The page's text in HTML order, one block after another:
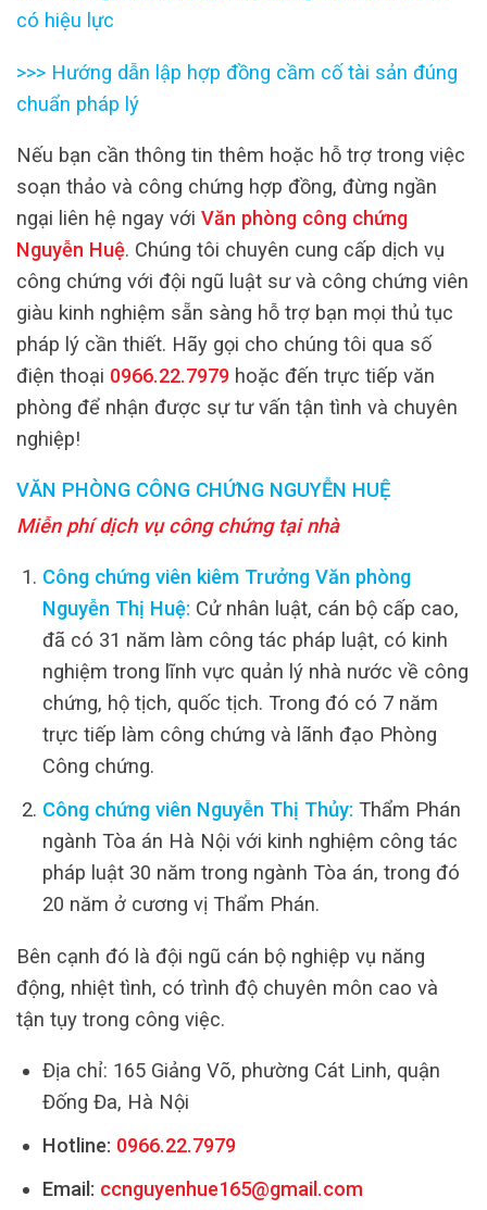
có hiệu lực
>>> Hướng dẫn lập hợp đồng cầm cố tài sản đúng
chuẩn pháp lý
Nếu bạn cần thông tin thêm hoặc hỗ trợ trong việc
soạn thảo và công chứng hợp đồng, đừng ngần
ngại liên hệ ngay với Văn phòng công chứng
Nguyễn Huệ. Chúng tôi chuyên cung cấp dịch vụ
công chứng với đội ngũ luật sư và công chứng viên
giàu kinh nghiệm sẵn sàng hỗ trợ bạn mọi thủ tục
pháp lý cần thiết. Hãy gọi cho chúng tôi qua số
điện thoại 0966.22.7979 hoặc đến trực tiếp văn
phòng để nhận được sự tư vấn tận tình và chuyên
nghiệp!
VĂN PHÒNG CÔNG CHỨNG NGUYỄN HUỆ
Miễn phí dịch vụ công chứng tại nhà
Công chứng viên kiêm Trưởng Văn phòng
Nguyễn Thị Huệ: Cử nhân luật, cán bộ cấp cao,
đã có 31 năm làm công tác pháp luật, có kinh
nghiệm trong lĩnh vực quản lý nhà nước về công
chứng, hộ tịch, quốc tịch. Trong đó có 7 năm
trực tiếp làm công chứng và lãnh đạo Phòng
Công chứng.
Công chứng viên Nguyễn Thị Thủy: Thẩm Phán
ngành Tòa án Hà Nội với kinh nghiệm công tác
pháp luật 30 năm trong ngành Tòa án, trong đó
20 năm ở cương vị Thẩm Phán.
Bên cạnh đó là đội ngũ cán bộ nghiệp vụ năng
động, nhiệt tình, có trình độ chuyên môn cao và
tận tụy trong công việc.
Địa chỉ: 165 Giảng Võ, phường Cát Linh, quận
Đống Đa, Hà Nội
Hotline: 0966.22.7979
Email: ccnguyenhue165@gmail.com